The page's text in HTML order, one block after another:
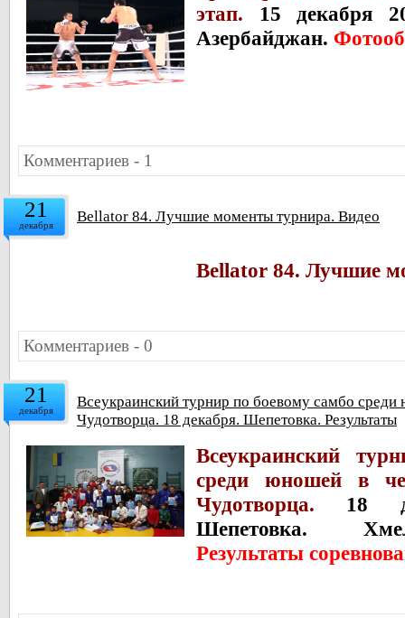
этап. 15 декабря
Азербайджан.
Комментариев - 1
21
декабря Bellator 84. Лучшие моменты турнира. Видео
Bellator 84. Лучшие
Комментариев - 0
21
декабря
Всеукраинский турнир по боевому самбо среди
Чудотворца. 18 декабря. Шепетовка. Результаты
Всеукраинский
среди юношей в
Чудотворца. 18
Шепетовка.
Результаты